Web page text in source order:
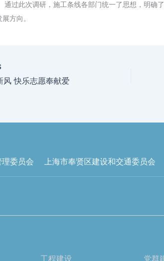
过此次调研，施工条线各部门统一了思想，明确了
方向。
风 快乐志愿奉献爱
委员会 上海市奉贤区建设和交通委员会
工程建设 党群